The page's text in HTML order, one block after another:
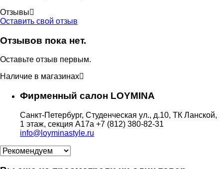
Отзывы
Оставить свой отзыв
Отзывов пока нет.
Оставьте отзыв первым.
Наличие в магазинах
Фирменный салон LOYMINA
Санкт-Петербург, Студенческая ул., д.10, ТК Ланской,
1 этаж, секция А17а +7 (812) 380-82-31
info@loyminastyle.ru